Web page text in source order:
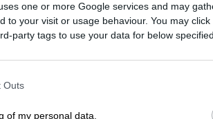
one or more Google services and may
to your visit or usage behaviour. You may
party tags to use your data for below
Outs
of my personal data.
φωνή και οι ιδέες
χώρο να αναπτυχθούν
Έκθεση Βιβλίου
Η Βουλγαρία ως